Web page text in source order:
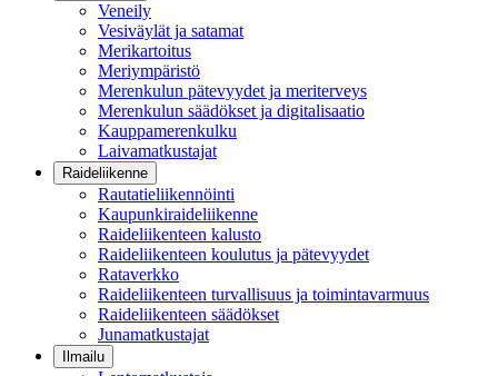
Veneily
Vesiväylät ja satamat
Merikartoitus
Meriympäristö
Merenkulun pätevyydet ja meriterveys
Merenkulun säädökset ja digitalisaatio
Kauppamerenkulku
Laivamatkustajat
Raideliikenne
Rautatieliikennöinti
Kaupunkiraideliikenne
Raideliikenteen kalusto
Raideliikenteen koulutus ja pätevyydet
Rataverkko
Raideliikenteen turvallisuus ja toimintavarmuus
Raideliikenteen säädökset
Junamatkustajat
Ilmailu